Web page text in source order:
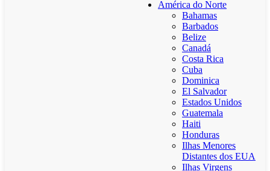
América do Norte
Bahamas
Barbados
Belize
Canadá
Costa Rica
Cuba
Dominica
El Salvador
Estados Unidos
Guatemala
Haiti
Honduras
Ilhas Menores
Distantes dos EUA
Ilhas Virgens